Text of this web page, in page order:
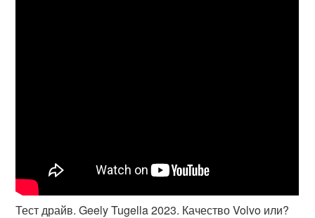
Тест драйв. Geely Tugella 2023. Качество Volvo или?